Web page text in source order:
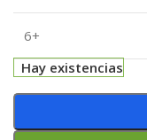
6+
Hay existencias